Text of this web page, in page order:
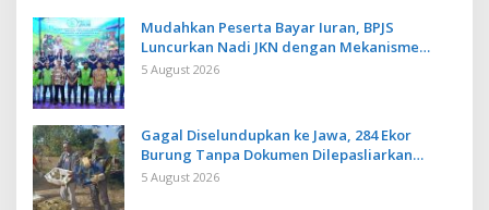
Mudahkan Peserta Bayar Iuran, BPJS
Luncurkan Nadi JKN dengan Mekanisme
Menabung
5 August 2026
Gagal Diselundupkan ke Jawa, 284 Ekor
Burung Tanpa Dokumen Dilepasliarkan
Cegah Ancaman Penyakit
5 August 2026